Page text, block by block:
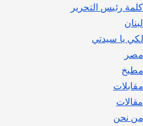
كلمة رئيس التحرير
لبنان
لكي يا سيدتي
مصر
مطبخ
مقابلات
مقالات
من نحن